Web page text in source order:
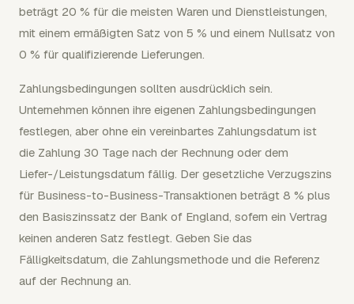
beträgt 20 % für die meisten Waren und Dienstleistungen,
mit einem ermäßigten Satz von 5 % und einem Nullsatz von
0 % für qualifizierende Lieferungen.
Zahlungsbedingungen sollten ausdrücklich sein.
Unternehmen können ihre eigenen Zahlungsbedingungen
festlegen, aber ohne ein vereinbartes Zahlungsdatum ist
die Zahlung 30 Tage nach der Rechnung oder dem
Liefer-/Leistungsdatum fällig. Der gesetzliche Verzugszins
für Business-to-Business-Transaktionen beträgt 8 % plus
den Basiszinssatz der Bank of England, sofern ein Vertrag
keinen anderen Satz festlegt. Geben Sie das
Fälligkeitsdatum, die Zahlungsmethode und die Referenz
auf der Rechnung an.